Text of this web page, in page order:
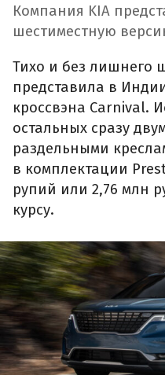
Компания KIA
шестиместную
Тихо и без лишнего
представила в
кроссвэна Carnival.
остальных сразу
раздельными
в комплектации
рупий или 2,76 млн
курсу.